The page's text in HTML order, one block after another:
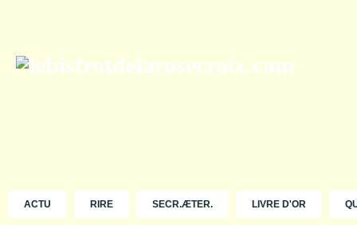
ACTU RIRE SECR.ÆTER. LIVRE D'OR